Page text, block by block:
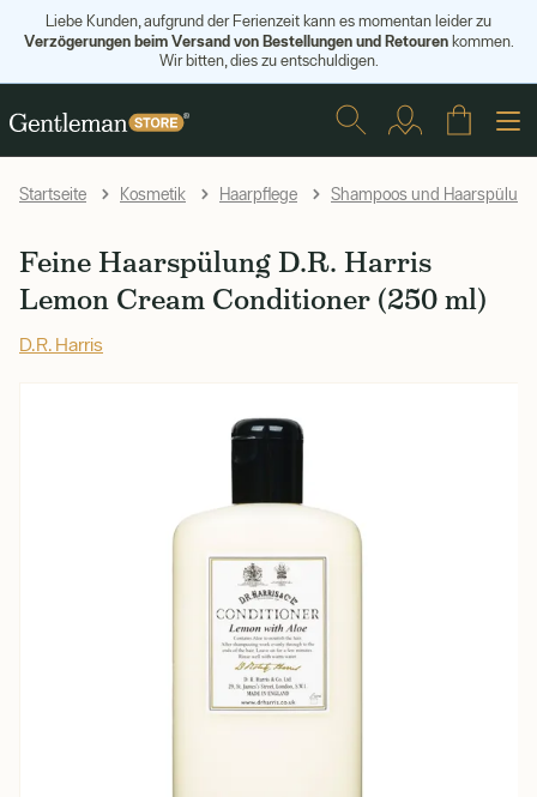
Liebe Kunden, aufgrund der Ferienzeit kann es momentan leider zu
Verzögerungen beim Versand von Bestellungen und Retourenkommen.
Wir bitten, dies zu entschuldigen.
Startseite Kosmetik Haarpflege Shampoos und
Feine Haarspülung D.R. Harris
Lemon Cream Conditioner (250 ml)
D.R. Harris